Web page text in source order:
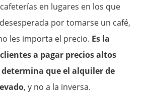
en lugares en los que
por tomarse un café,
les importa el precio. Es la
a pagar precios altos
que el alquiler de
, y no a la inversa.